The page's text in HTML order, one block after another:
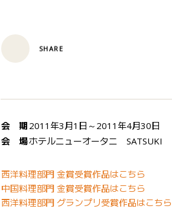
SHARE
会 期 2011年3月1日～2011年4月30日
会 場ホテルニューオータニ SATSUKI
西洋料理部門 金賞受賞作品はこちら
中国料理部門 金賞受賞作品はこちら
西洋料理部門 グランプリ受賞作品はこちら